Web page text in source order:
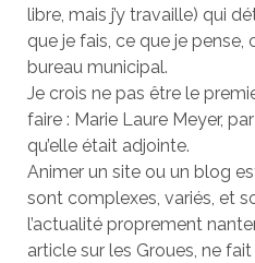
libre, mais j’y travaille) qui
que je fais, ce que je pense,
bureau municipal.
Je crois ne pas être le
faire : Marie Laure Meyer,
qu’elle était adjointe.
Animer un site ou un blog
sont complexes, variés, et
l’actualité proprement
article sur les Groues, ne